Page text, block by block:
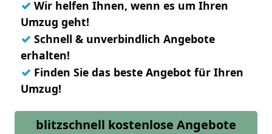
✓ Wir helfen Ihnen, wenn es um Ihren
Umzug geht!
✓ Schnell & unverbindlich Angebote
erhalten!
✓ Finden Sie das beste Angebot für Ihren
Umzug!
blitzschnell kostenlose Angebote